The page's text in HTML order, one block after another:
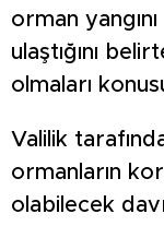
orman
ulaştığını
olmaları
Valilik
ormanların
olabilecek